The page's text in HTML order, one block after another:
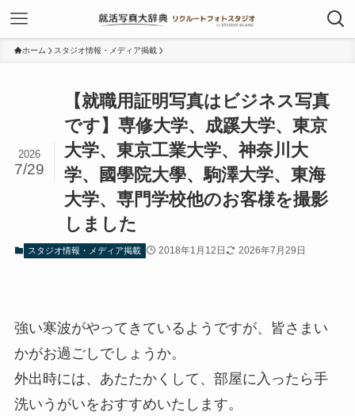
ホーム スタジオ情報・メディア掲載
【就職用証明写真はビジネス写真
です】専修大学、成蹊大学、東京
大学、東京工業大学、神奈川大
学、國學院大學、駒澤大学、東海
大学、専門学校他のお客様を撮影
しました
2026
7/29
スタジオ情報・メディア掲載 2018年1月12日 2026年7月29日
強い寒波がやってきているようですが、皆さまい
かがお過ごしでしょうか。
外出時には、あたたかくして、部屋に入ったら手
洗いうがいをおすすめいたします。